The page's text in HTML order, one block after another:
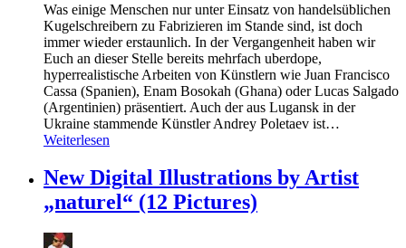
Was einige Menschen nur unter Einsatz von handelsüblichen
Kugelschreibern zu Fabrizieren im Stande sind, ist doch
immer wieder erstaunlich. In der Vergangenheit haben wir
Euch an dieser Stelle bereits mehrfach uberdope,
hyperrealistische Arbeiten von Künstlern wie Juan Francisco
Cassa (Spanien), Enam Bosokah (Ghana) oder Lucas Salgado
(Argentinien) präsentiert. Auch der aus Lugansk in der
Ukraine stammende Künstler Andrey Poletaev ist…
Weiterlesen
New Digital Illustrations by Artist
„naturel“ (12 Pictures)